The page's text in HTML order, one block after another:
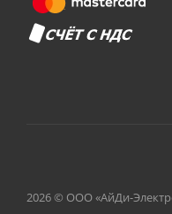
2026 © ООО «АйДи-